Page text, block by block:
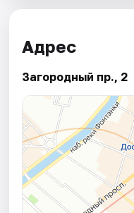
Адрес
Загородный пр., 2